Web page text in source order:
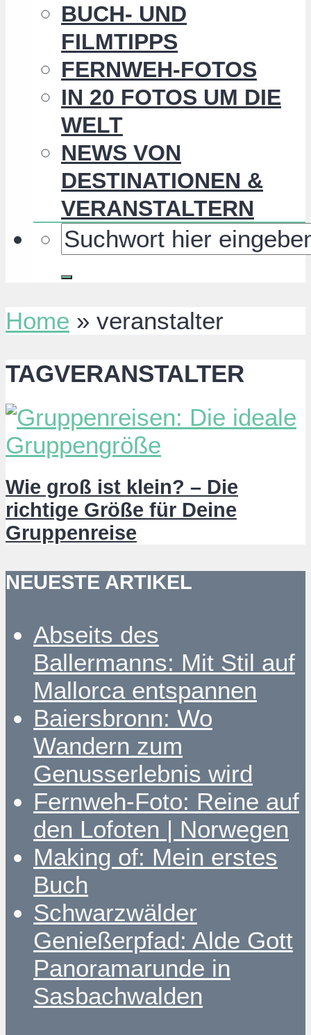
BUCH- UND
FILMTIPPS
FERNWEH-FOTOS
IN 20 FOTOS UM DIE
WELT
NEWS VON
DESTINATIONEN &
VERANSTALTERN
Home » veranstalter
TAGVERANSTALTER
Wie groß ist klein? – Die
richtige Größe für Deine
Gruppenreise
NEUESTE ARTIKEL
Abseits des
Ballermanns: Mit Stil auf
Mallorca entspannen
Baiersbronn: Wo
Wandern zum
Genusserlebnis wird
Fernweh-Foto: Reine auf
den Lofoten | Norwegen
Making of: Mein erstes
Buch
Schwarzwälder
Genießerpfad: Alde Gott
Panoramarunde in
Sasbachwalden